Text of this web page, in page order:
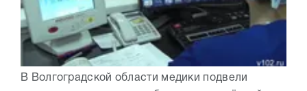
В Волгоградской области медики подвели